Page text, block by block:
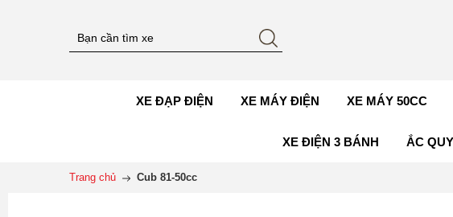
XE ĐẠP ĐIỆN XE MÁY ĐIỆN XE MÁY 50CC
XE ĐIỆN 3 BÁNH ẮC QUY
Trang chủ Cub 81-50cc